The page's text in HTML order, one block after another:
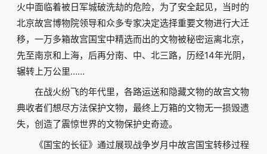
火中面临着被日军城破洗劫的危险，为了安全起见，当时的
北京故宫博物院领导和众多专家决定选择重要文物进行大迁
移，一万多箱故宫国宝中精选而出的文物被秘密运离北京，
先至南京和上海，后再分南、中、北三路，历经14年光阴，
辗转上万公里……
在战火纷飞的年代里，各路运送和隐藏文物的故宫文物
典收者们想尽方法保护文物，最终上万箱的文物无一损毁遗
失，创造了震惊世界的文物保护史奇迹。
《国宝的长征》通过展现战争岁月中故宫国宝转移过程